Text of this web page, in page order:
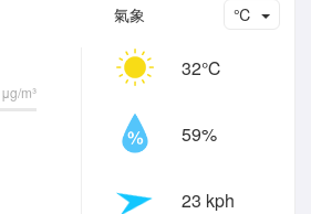
μg/m³
氣象 ℃
32℃
59%
23 kph